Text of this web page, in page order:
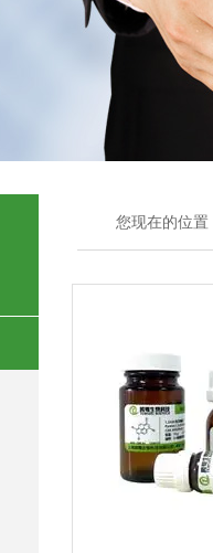
您现在的位置